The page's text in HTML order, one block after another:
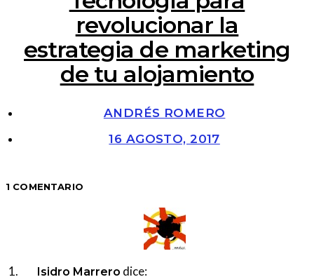
revolucionar la
estrategia de marketing
de tu alojamiento
ANDRÉS ROMERO
16 AGOSTO, 2017
1 COMENTARIO
Isidro Marrero dice: